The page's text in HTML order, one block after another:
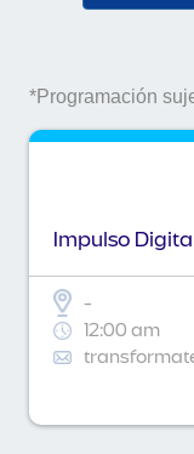
*Programación
Impulso
-
12:00 am